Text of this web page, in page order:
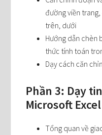
đường viền
trên, dưới
Hướng dẫn chèn
thức tính toán
Dạy cách căn
Phần 3: Dạy
Microsoft Excel
Tổng quan về